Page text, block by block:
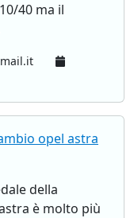
40 ma il
opel astra
della
è molto più